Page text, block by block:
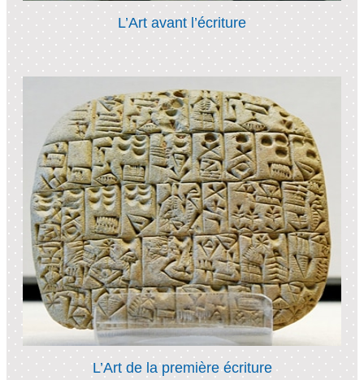
L’Art avant l’écriture
L’Art de la première écriture